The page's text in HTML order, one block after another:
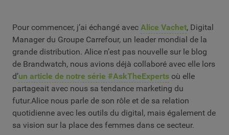
Pour commencer, j’ai échangé avec Alice Vachet, Digital
Manager du Groupe Carrefour, un leader mondial de la
grande distribution. Alice n’est pas nouvelle sur le blog
de Brandwatch, nous avions déjà collaboré avec elle lors
d’un article de notre série #AskTheExperts où elle
partageait avec nous sa tendance marketing du
futur.Alice nous parle de son rôle et de sa relation
quotidienne avec les outils du digital, mais également de
sa vision sur la place des femmes dans ce secteur.